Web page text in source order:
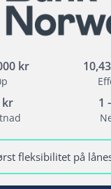
på søknaden
70 år
kr
kr 1
fleksibilitet på